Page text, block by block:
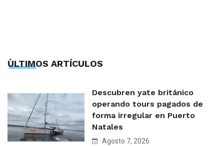
ÙLTIMOS ARTÍCULOS
Descubren yate británico
operando tours pagados de
forma irregular en Puerto
Natales
Agosto 7, 2026